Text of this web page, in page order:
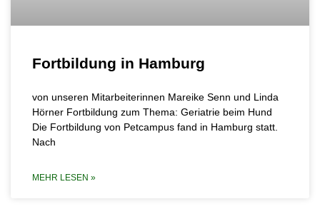
Fortbildung in Hamburg
von unseren Mitarbeiterinnen Mareike Senn und Linda
Hörner Fortbildung zum Thema: Geriatrie beim Hund
Die Fortbildung von Petcampus fand in Hamburg statt.
Nach
MEHR LESEN »